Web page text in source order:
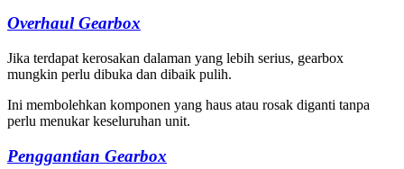
Overhaul Gearbox
Jika terdapat kerosakan dalaman yang lebih serius, gearbox
mungkin perlu dibuka dan dibaik pulih.
Ini membolehkan komponen yang haus atau rosak diganti tanpa
perlu menukar keseluruhan unit.
Penggantian Gearbox